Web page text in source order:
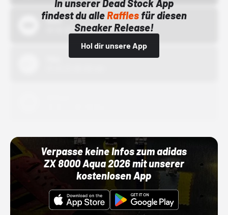
In unserer Dead Stock App
findest du alleRafflesfür diesen
Sneaker Release!
Hol dir unsere App
Bstn
01.10.22 00:00 Uhr
Verpasse keine Infos zum adidas
ZX 8000 Aqua 2026 mit unserer
kostenlosen App